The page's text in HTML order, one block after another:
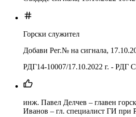
Горски служител
Добави Рег.№ на сигнала,
РДГ14-10007/17.10.2022 г. - РДГ
инж. Павел Делчев – главен
Иванов – гл. специалист ГИ при